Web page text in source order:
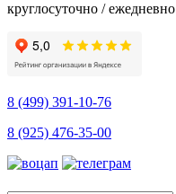
круглосуточно / ежедневно
8 (499) 391-10-76
8 (925) 476-35-00